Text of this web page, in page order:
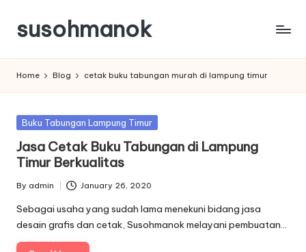
Skip
content
susohmanok
Home Blog cetak buku tabungan murah di lampung timur
Posted
Buku Tabungan Lampung Timur
Jasa Cetak Buku Tabungan di Lampung
Timur Berkualitas
Posted
by
By admin January 26, 2020
Sebagai usaha yang sudah lama menekuni bidang jasa
desain grafis dan cetak, Susohmanok melayani pembuatan…